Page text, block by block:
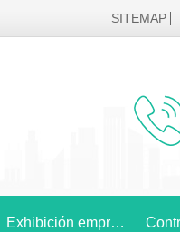
SITEMAP
Exhibición empresarial